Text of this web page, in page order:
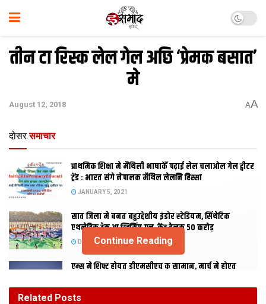
तीन टा रिस्क लेल गेल अछि ‘प्रेमक बसात’
मे
August 12, 2018 AA
दोसर समाचार
प्राथमिक शि‍क्षा मे मैथि‍ली भाषाकेँ पढ़ाई लेल चलाओल गेल ट्वीटर
ट्रेंड : भारत संगे नेपालक मैथिल लेलनि हिस्सा
JANUARY 5, 2021
सात जिला मे बनत बहुउद्देशीय इंडोर स्‍टेडि‍यम, सिंथेटिक
एथलेटिक ट्रेक आ स्विमिंग पुल, केंद्र देलक 50 करोड़
DECEMBER 26, 2020
एम्स मे शिफ्ट होयत डीएमसीएच क सामान, मार्च मे होएत
Continue Reading
Related Posts